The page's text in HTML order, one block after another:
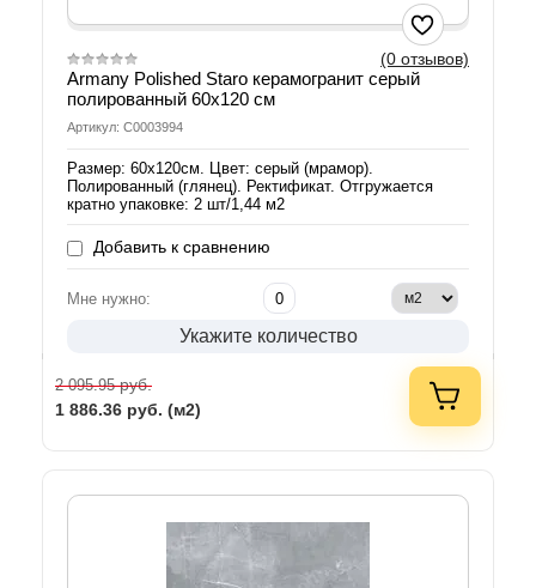
(0 отзывов)
Armany Polished Staro керамогранит серый
полированный 60х120 см
Артикул: С0003994
Размер: 60х120см. Цвет: серый (мрамор).
Полированный (глянец). Ректификат. Отгружается
кратно упаковке: 2 шт/1,44 м2
Добавить к сравнению
Мне нужно:
Укажите количество
2 095.95руб.
1 886.36 руб. (м2)